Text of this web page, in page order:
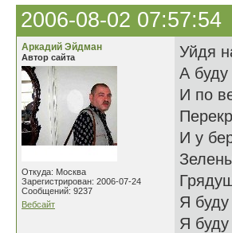
2006-08-02 07:57:54
Аркадий Эйдман
Автор сайта
Откуда: Москва
Зарегистрирован: 2006-07-24
Сообщений: 9237
Вебсайт
Уйдя
А
И по
И у
Я буду
Я